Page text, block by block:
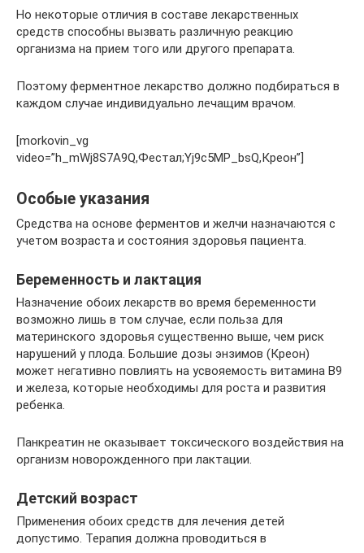
Но некоторые отличия в составе лекарственных
средств способны вызвать различную реакцию
организма на прием того или другого препарата.
Поэтому ферментное лекарство должно подбираться в
каждом случае индивидуально лечащим врачом.
[morkovin_vg
video=”h_mWj8S7A9Q,Фестал;Yj9c5MP_bsQ,Креон”]
Особые указания
Средства на основе ферментов и желчи назначаются с
учетом возраста и состояния здоровья пациента.
Беременность и лактация
Назначение обоих лекарств во время беременности
возможно лишь в том случае, если польза для
материнского здоровья существенно выше, чем риск
нарушений у плода. Большие дозы энзимов (Креон)
может негативно повлиять на усвояемость витамина В9
и железа, которые необходимы для роста и развития
ребенка.
Панкреатин не оказывает токсического воздействия на
организм новорожденного при лактации.
Детский возраст
Применения обоих средств для лечения детей
допустимо. Терапия должна проводиться в